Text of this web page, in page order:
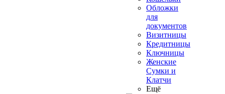
Обложки
для
документов
Визитницы
Кредитницы
Ключницы
Женские
Сумки и
Клатчи
Ещё